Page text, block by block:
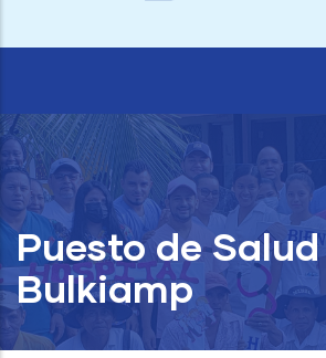
Puesto de Salud
Bulkiamp